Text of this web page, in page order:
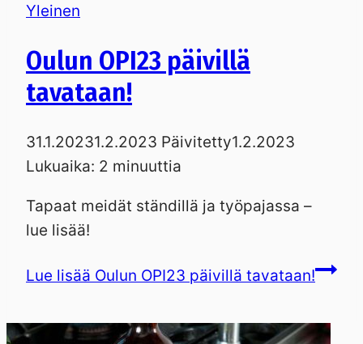
Yleinen
Oulun OPI23 päivillä
tavataan!
31.1.20231.2.2023 Päivitetty1.2.2023
Lukuaika: 2 minuuttia
Tapaat meidät ständillä ja työpajassa –
lue lisää!
Lue lisää Oulun OPI23 päivillä tavataan!